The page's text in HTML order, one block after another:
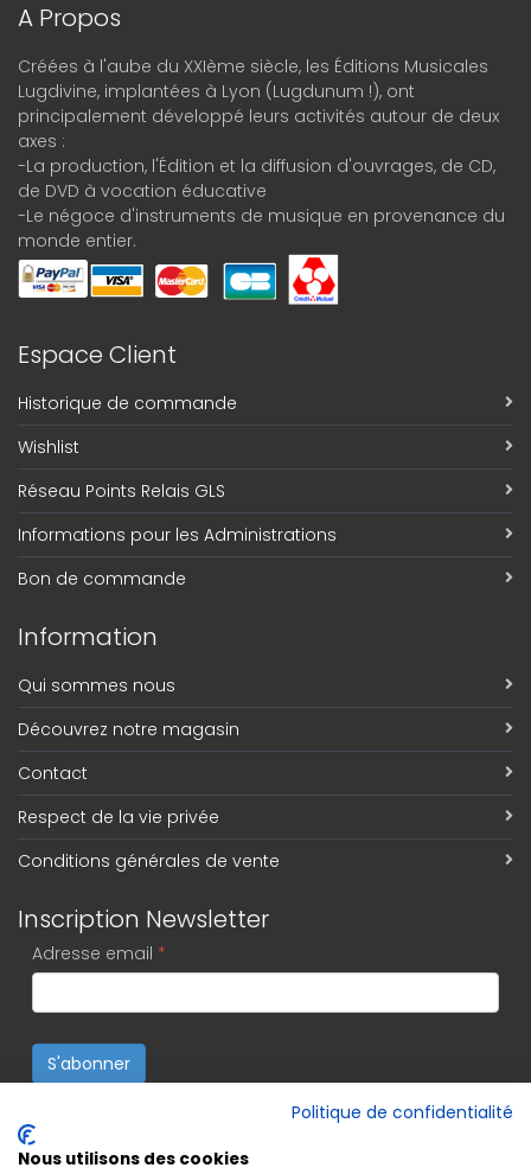
A Propos
Créées à l'aube du XXIème siècle, les Éditions Musicales
Lugdivine, implantées à Lyon (Lugdunum !), ont
principalement développé leurs activités autour de deux
axes :
-La production, l'Édition et la diffusion d'ouvrages, de CD,
de DVD à vocation éducative
-Le négoce d'instruments de musique en provenance du
monde entier.
Espace Client
Historique de commande
Wishlist
Réseau Points Relais GLS
Informations pour les Administrations
Bon de commande
Information
Qui sommes nous
Découvrez notre magasin
Contact
Respect de la vie privée
Conditions générales de vente
Inscription Newsletter
Adresse email *
S'abonner
Politique de confidentialité
Nous utilisons des cookies